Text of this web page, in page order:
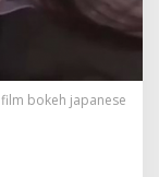
film bokeh japanese